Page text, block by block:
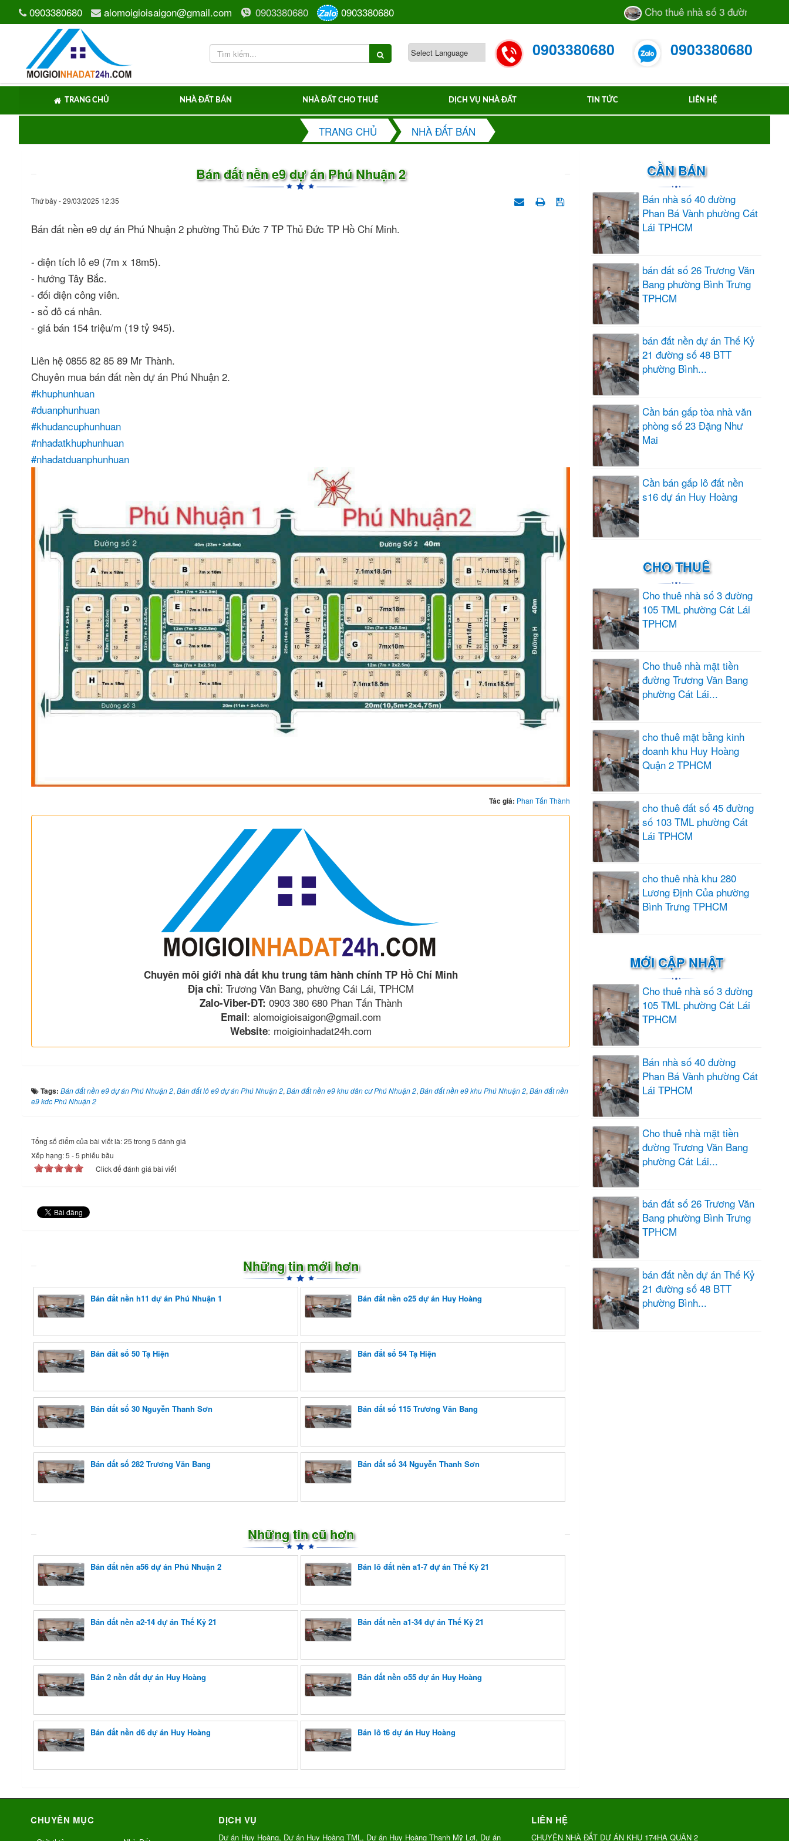
0903380680 alomoigioisaigon@gmail.com 0903380680 Zalo 0903380680 Cho thuê nhà số 3 đường 105 TML
0903380680 0903380680
TRANG CHỦ NHÀ ĐẤT BÁN NHÀ ĐẤT CHO THUÊ DỊCH VỤ NHÀ ĐẤT TIN TỨC LIÊN HỆ
TRANG CHỦ NHÀ ĐẤT BÁN
Bán đất nền e9 dự án Phú Nhuận 2
Thứ bảy - 29/03/2025 12:35
Bán đất nền e9 dự án Phú Nhuận 2 phường Thủ Đức 7 TP Thủ Đức TP Hồ Chí Minh.
- diện tích lô e9 (7m x 18m5).
- hướng Tây Bắc.
- đối diện công viên.
- sổ đỏ cá nhân.
- giá bán 154 triệu/m (19 tỷ 945).
Liên hệ 0855 82 85 89 Mr Thành.
Chuyên mua bán đất nền dự án Phú Nhuận 2.
#khuphunhuan
#duanphunhuan
#khudancuphunhuan
#nhadatkhuphunhuan
#nhadatduanphunhuan
Tác giả: Phan Tấn Thành
Chuyên môi giới nhà đất khu trung tâm hành chính TP Hồ Chí Minh
Địa chỉ: Trương Văn Bang, phường Cái Lái, TPHCM
Zalo-Viber-ĐT: 0903 380 680 Phan Tấn Thành
Email: alomoigioisaigon@gmail.com
Website: moigioinhadat24h.com
Tags: Bán đất nền e9 dự án Phú Nhuận 2, Bán đất lô e9 dự án Phú Nhuận 2, Bán đất nền e9 khu dân cư Phú Nhuận 2, Bán đất nền e9 khu Phú Nhuận 2, Bán đất nền
e9 kdc Phú Nhuận 2
Tổng số điểm của bài viết là: 25 trong 5 đánh giá
Xếp hạng:5 -5 phiếu bầu
Click để đánh giá bài viết
Những tin mới hơn
Bán đất nền h11 dự án Phú Nhuận 1 Bán đất nền o25 dự án Huy Hoàng
Bán đất số 50 Tạ Hiện Bán đất số 54 Tạ Hiện
Bán đất số 30 Nguyễn Thanh Sơn Bán đất số 115 Trương Văn Bang
Bán đất số 282 Trương Văn Bang Bán đất số 34 Nguyễn Thanh Sơn
Những tin cũ hơn
Bán đất nền a56 dự án Phú Nhuận 2 Bán lô đất nền a1-7 dự án Thế Kỷ 21
Bán đất nền a2-14 dự án Thế Kỷ 21 Bán đất nền a1-34 dự án Thế Kỷ 21
Bán 2 nền đất dự án Huy Hoàng Bán đất nền o55 dự án Huy Hoàng
Bán đất nền d6 dự án Huy Hoàng Bán lô t6 dự án Huy Hoàng
CẦN BÁN
Bán nhà số 40 đường
Phan Bá Vành phường Cát
Lái TPHCM
bán đất số 26 Trương Văn
Bang phường Bình Trưng
TPHCM
bán đất nền dự án Thế Kỷ
21 đường số 48 BTT
phường Bình...
Cần bán gấp tòa nhà văn
phòng số 23 Đặng Như
Mai
Cần bán gấp lô đất nền
s16 dự án Huy Hoàng
CHO THUÊ
Cho thuê nhà số 3 đường
105 TML phường Cát Lái
TPHCM
Cho thuê nhà mặt tiền
đường Trương Văn Bang
phường Cát Lái...
cho thuê mặt bằng kinh
doanh khu Huy Hoàng
Quận 2 TPHCM
cho thuê đất số 45 đường
số 103 TML phường Cát
Lái TPHCM
cho thuê nhà khu 280
Lương Định Của phường
Bình Trưng TPHCM
MỚI CẬP NHẬT
Cho thuê nhà số 3 đường
105 TML phường Cát Lái
TPHCM
Bán nhà số 40 đường
Phan Bá Vành phường Cát
Lái TPHCM
Cho thuê nhà mặt tiền
đường Trương Văn Bang
phường Cát Lái...
bán đất số 26 Trương Văn
Bang phường Bình Trưng
TPHCM
bán đất nền dự án Thế Kỷ
21 đường số 48 BTT
phường Bình...
CHUYÊN MỤC DỊCH VỤ
Dự án Huy Hoàng, Dự án Huy Hoàng TML, Dự án Huy Hoàng Thạnh Mỹ Lợi, Dự án
LIÊN HỆ
CHUYÊN NHÀ ĐẤT DỰ ÁN KHU 174HA QUẬN 2